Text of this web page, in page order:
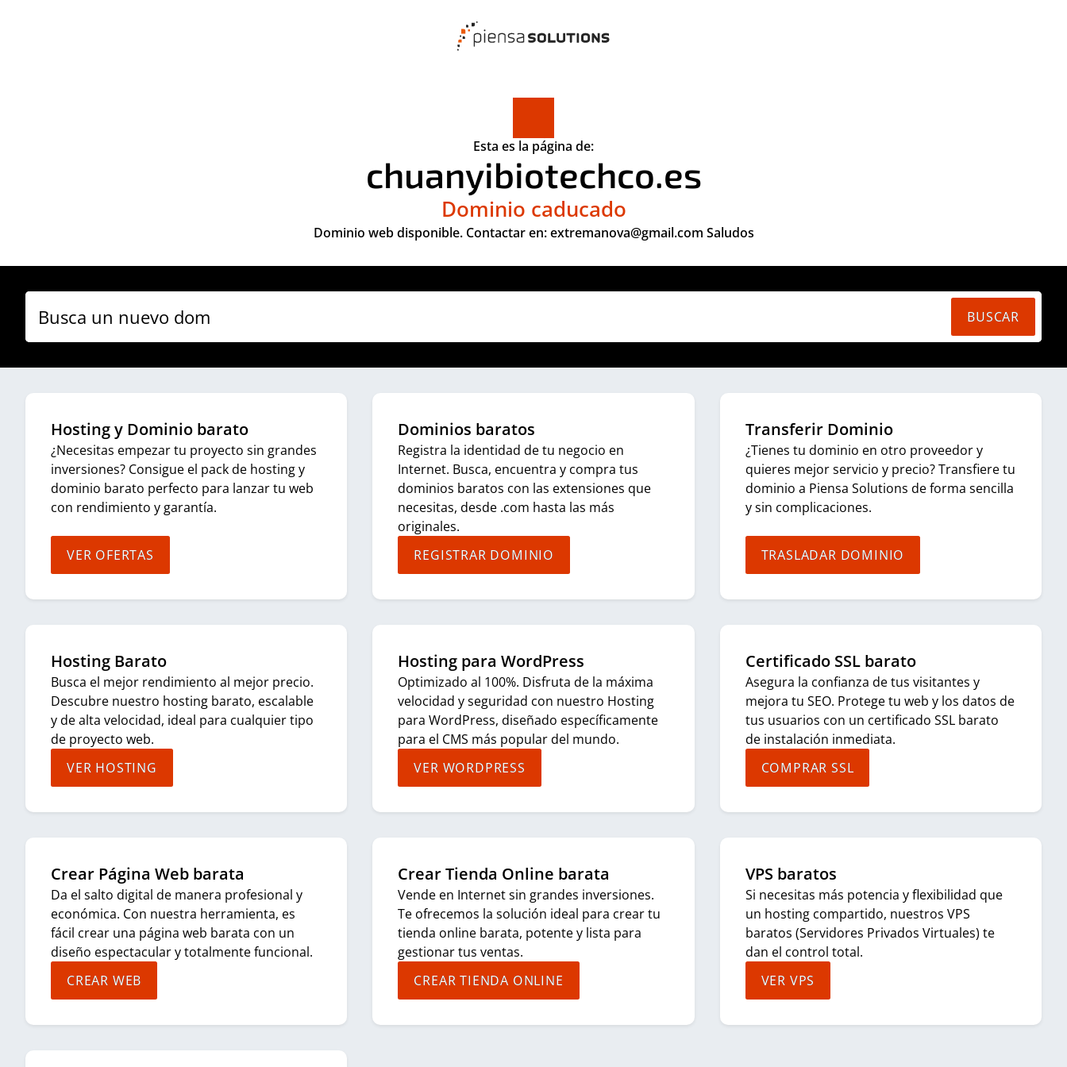
Esta es la página de:
chuanyibiotechco.es
Dominio caducado
Dominio web disponible. Contactar en: extremanova@gmail.com Saludos
Busca un nuevo domin BUSCAR
Hosting y Dominio barato
¿Necesitas empezar tu proyecto sin grandes
inversiones? Consigue el pack de hosting y
dominio barato perfecto para lanzar tu web
con rendimiento y garantía.
VER OFERTAS
Dominios baratos
Registra la identidad de tu negocio en
Internet. Busca, encuentra y compra tus
dominios baratos con las extensiones que
necesitas, desde .com hasta las más
originales.
REGISTRAR DOMINIO
Transferir Dominio
¿Tienes tu dominio en otro proveedor y
quieres mejor servicio y precio? Transfiere tu
dominio a Piensa Solutions de forma sencilla
y sin complicaciones.
TRASLADAR DOMINIO
Hosting Barato
Busca el mejor rendimiento al mejor precio.
Descubre nuestro hosting barato, escalable
y de alta velocidad, ideal para cualquier tipo
de proyecto web.
VER HOSTING
Hosting para WordPress
Optimizado al 100%. Disfruta de la máxima
velocidad y seguridad con nuestro Hosting
para WordPress, diseñado específicamente
para el CMS más popular del mundo.
VER WORDPRESS
Certificado SSL barato
Asegura la confianza de tus visitantes y
mejora tu SEO. Protege tu web y los datos de
tus usuarios con un certificado SSL barato
de instalación inmediata.
COMPRAR SSL
Crear Página Web barata
Da el salto digital de manera profesional y
económica. Con nuestra herramienta, es
fácil crear una página web barata con un
diseño espectacular y totalmente funcional.
CREAR WEB
Crear Tienda Online barata
Vende en Internet sin grandes inversiones.
Te ofrecemos la solución ideal para crear tu
tienda online barata, potente y lista para
gestionar tus ventas.
CREAR TIENDA ONLINE
VPS baratos
Si necesitas más potencia y flexibilidad que
un hosting compartido, nuestros VPS
baratos (Servidores Privados Virtuales) te
dan el control total.
VER VPS